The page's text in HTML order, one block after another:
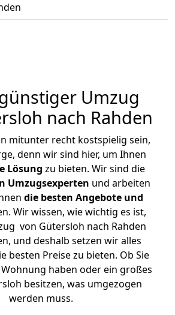
Umzug
nach Rahden
mitunter recht kostspielig sein,
denn wir sind hier, um Ihnen
Lösung zu bieten. Wir sind die
Umzugsexperten und arbeiten
die besten Angebote und
Wir wissen, wie wichtig es ist,
von Gütersloh nach Rahden
und deshalb setzen wir alles
besten Preise zu bieten. Ob Sie
haben oder ein großes
besitzen, was umgezogen
werden muss.